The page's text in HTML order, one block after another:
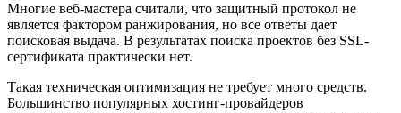
Многие веб-мастера считали, что защитный протокол не
является фактором ранжирования, но все ответы дает
поисковая выдача. В результатах поиска проектов без SSL-
сертификата практически нет.
Такая техническая оптимизация не требует много средств.
Большинство популярных хостинг-провайдеров